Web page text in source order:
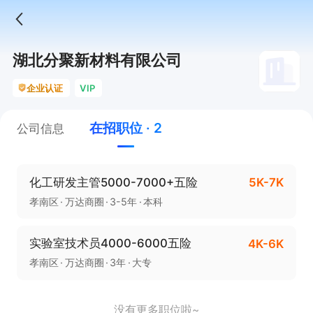
湖北分聚新材料有限公司
企业认证 VIP
公司信息 在招职位 · 2
化工研发主管5000-7000+五险 5K-7K
孝南区 万达商圈 3-5年 本科
实验室技术员4000-6000五险 4K-6K
孝南区 万达商圈 3年 大专
没有更多职位啦~